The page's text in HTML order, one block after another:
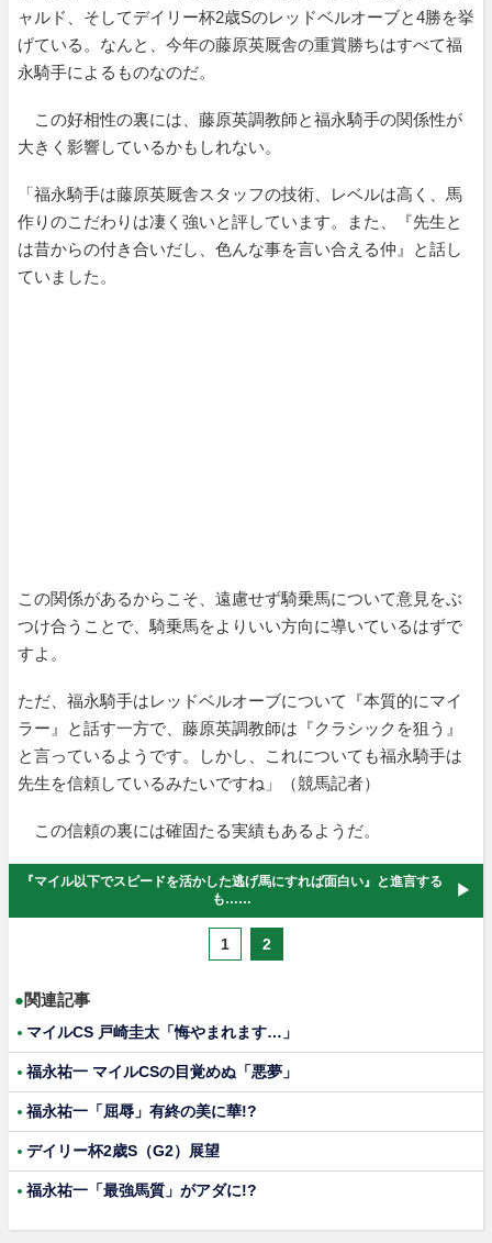
ャルド、そしてデイリー杯2歳Sのレッドベルオーブと4勝を挙
げている。なんと、今年の藤原英厩舎の重賞勝ちはすべて福
永騎手によるものなのだ。
この好相性の裏には、藤原英調教師と福永騎手の関係性が
大きく影響しているかもしれない。
「福永騎手は藤原英厩舎スタッフの技術、レベルは高く、馬
作りのこだわりは凄く強いと評しています。また、『先生と
は昔からの付き合いだし、色んな事を言い合える仲』と話し
ていました。
この関係があるからこそ、遠慮せず騎乗馬について意見をぶ
つけ合うことで、騎乗馬をよりいい方向に導いているはずで
すよ。
ただ、福永騎手はレッドベルオーブについて『本質的にマイ
ラー』と話す一方で、藤原英調教師は『クラシックを狙う』
と言っているようです。しかし、これについても福永騎手は
先生を信頼しているみたいですね」（競馬記者）
この信頼の裏には確固たる実績もあるようだ。
『マイル以下でスピードを活かした逃げ馬にすれば面白い』と進言する
も……
1 2
●関連記事
マイルCS 戸崎圭太「悔やまれます…」
福永祐一 マイルCSの目覚めぬ「悪夢」
福永祐一「屈辱」有終の美に華!?
デイリー杯2歳S（G2）展望
福永祐一「最強馬質」がアダに!?